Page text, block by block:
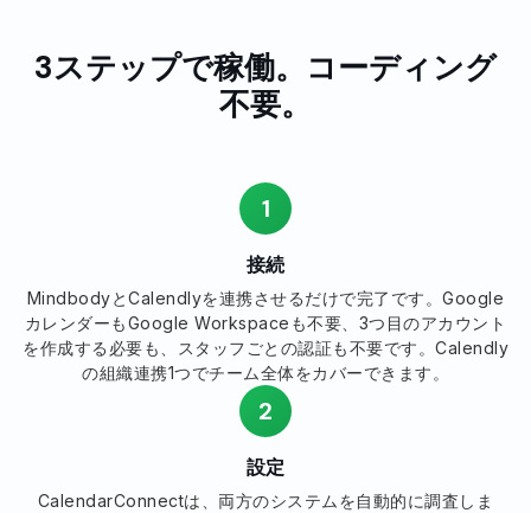
3ステップで稼働。コーディング
不要。
1
接続
MindbodyとCalendlyを連携させるだけで完了です。Google
カレンダーもGoogle Workspaceも不要、3つ目のアカウント
を作成する必要も、スタッフごとの認証も不要です。Calendly
の組織連携1つでチーム全体をカバーできます。
2
設定
CalendarConnectは、両方のシステムを自動的に調査しま